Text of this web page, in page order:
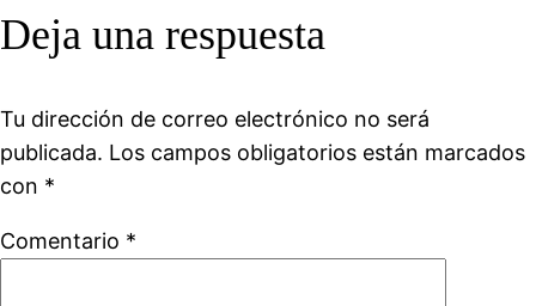
Deja una respuesta
Tu dirección de correo electrónico no será
publicada. Los campos obligatorios están marcados
con *
Comentario *